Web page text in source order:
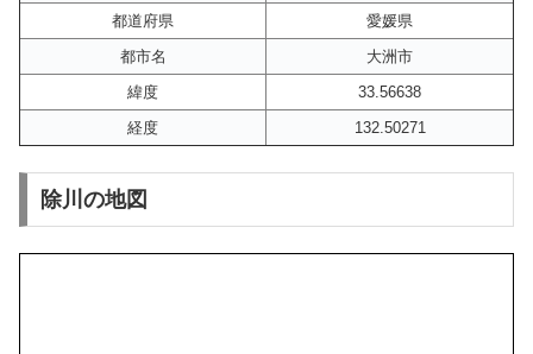
都道府県
愛媛県
都市名
大洲市
緯度
33.56638
経度
132.50271
除川の地図